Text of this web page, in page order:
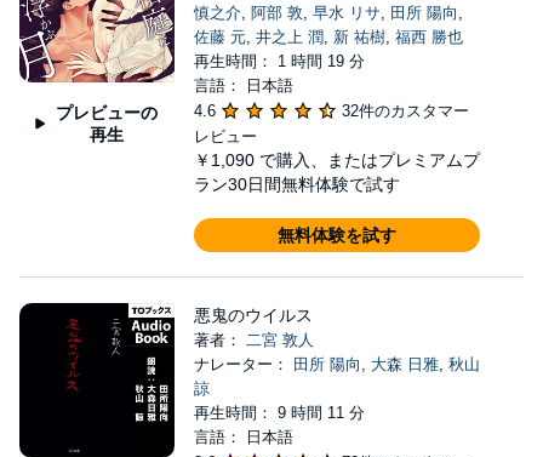
プレビューの
再生
慎之介, 阿部 敦, 早水 リサ, 田所 陽向 ,
佐藤 元, 井之上 潤, 新 祐樹, 福西 勝也
再生時間： 1 時間 19 分
言語： 日本語
4.6
32件のカスタマー
レビュー
￥1,090 で購入、またはプレミアムプ
ラン30日間無料体験で試す
無料体験を試す
悪鬼のウイルス
著者： 二宮 敦人
ナレーター：
田所 陽向 , 大森 日雅, 秋山
諒
再生時間： 9 時間 11 分
言語： 日本語